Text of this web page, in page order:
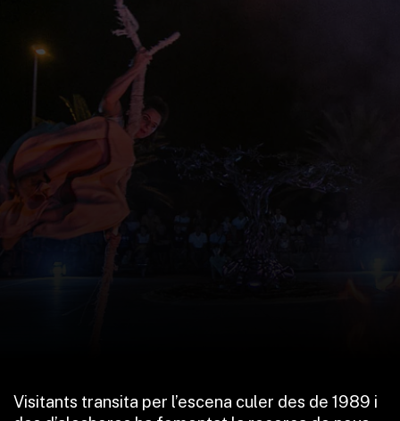
Visitants transita per l’escena culer des de 1989 i